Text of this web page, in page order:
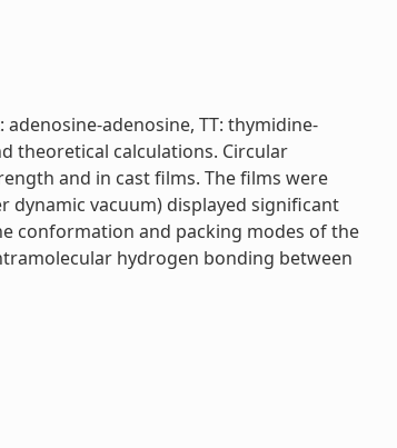
adenosine-adenosine, TT: thymidine-
theoretical calculations. Circular
and in cast films. The films were
dynamic vacuum) displayed significant
conformation and packing modes of the
hydrogen bonding between